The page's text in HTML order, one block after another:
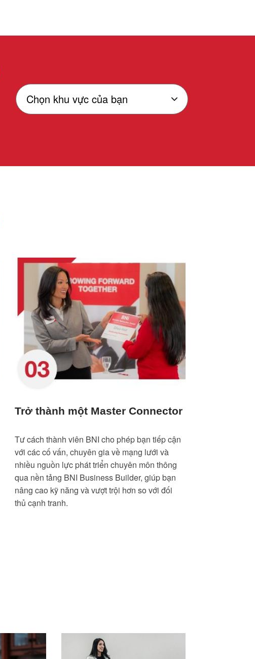
Trở thành một Master Connector
Tư cách thành viên BNI cho phép bạn tiếp cận
với các cố vấn, chuyên gia về mạng lưới và
nhiều nguồn lực phát triển chuyên môn thông
qua nền tảng BNI Business Builder, giúp bạn
nâng cao kỹ năng và vượt trội hơn so với đối
thủ cạnh tranh.